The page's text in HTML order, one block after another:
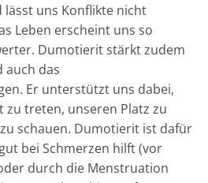
uns Konflikte nicht
Leben erscheint uns so
Dumotierit stärkt zudem
auch das
Er unterstützt uns dabei,
zu treten, unseren Platz zu
schauen. Dumotierit ist dafür
bei Schmerzen hilft (vor
durch die Menstruation